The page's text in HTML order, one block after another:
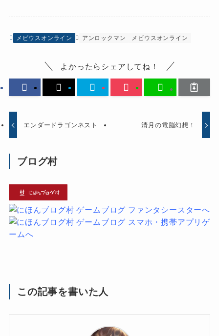
メビウスオンライン アンロックマン メビウスオンライン
よかったらシェアしてね！
エンダードラゴンネスト 清月の電脳幻想！
ブログ村
この記事を書いた人